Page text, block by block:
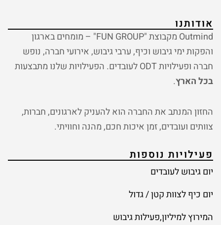
אודותנו
Outmind מקבוצת "FUN GROUP" – מומחים בארגון
והפקות ימי גיבוש וכיף, ערבי גיבוש, אירועי חברה, נופש
חברה ופעילויות ODT לעובדים. הפעילויות שלנו מתבצעות
בכל הארץ.
החזון המנתב את החברה הוא להעניק לארגונים, חברות,
צוותים ועובדים, זמן איכות חכם, מהנה וחוויתי.
פעילויות נוספות
יום גיבוש לעובדים
יום כיף לצוות קטן / גדול
המירוץ למיליון,פעילות גיבוש